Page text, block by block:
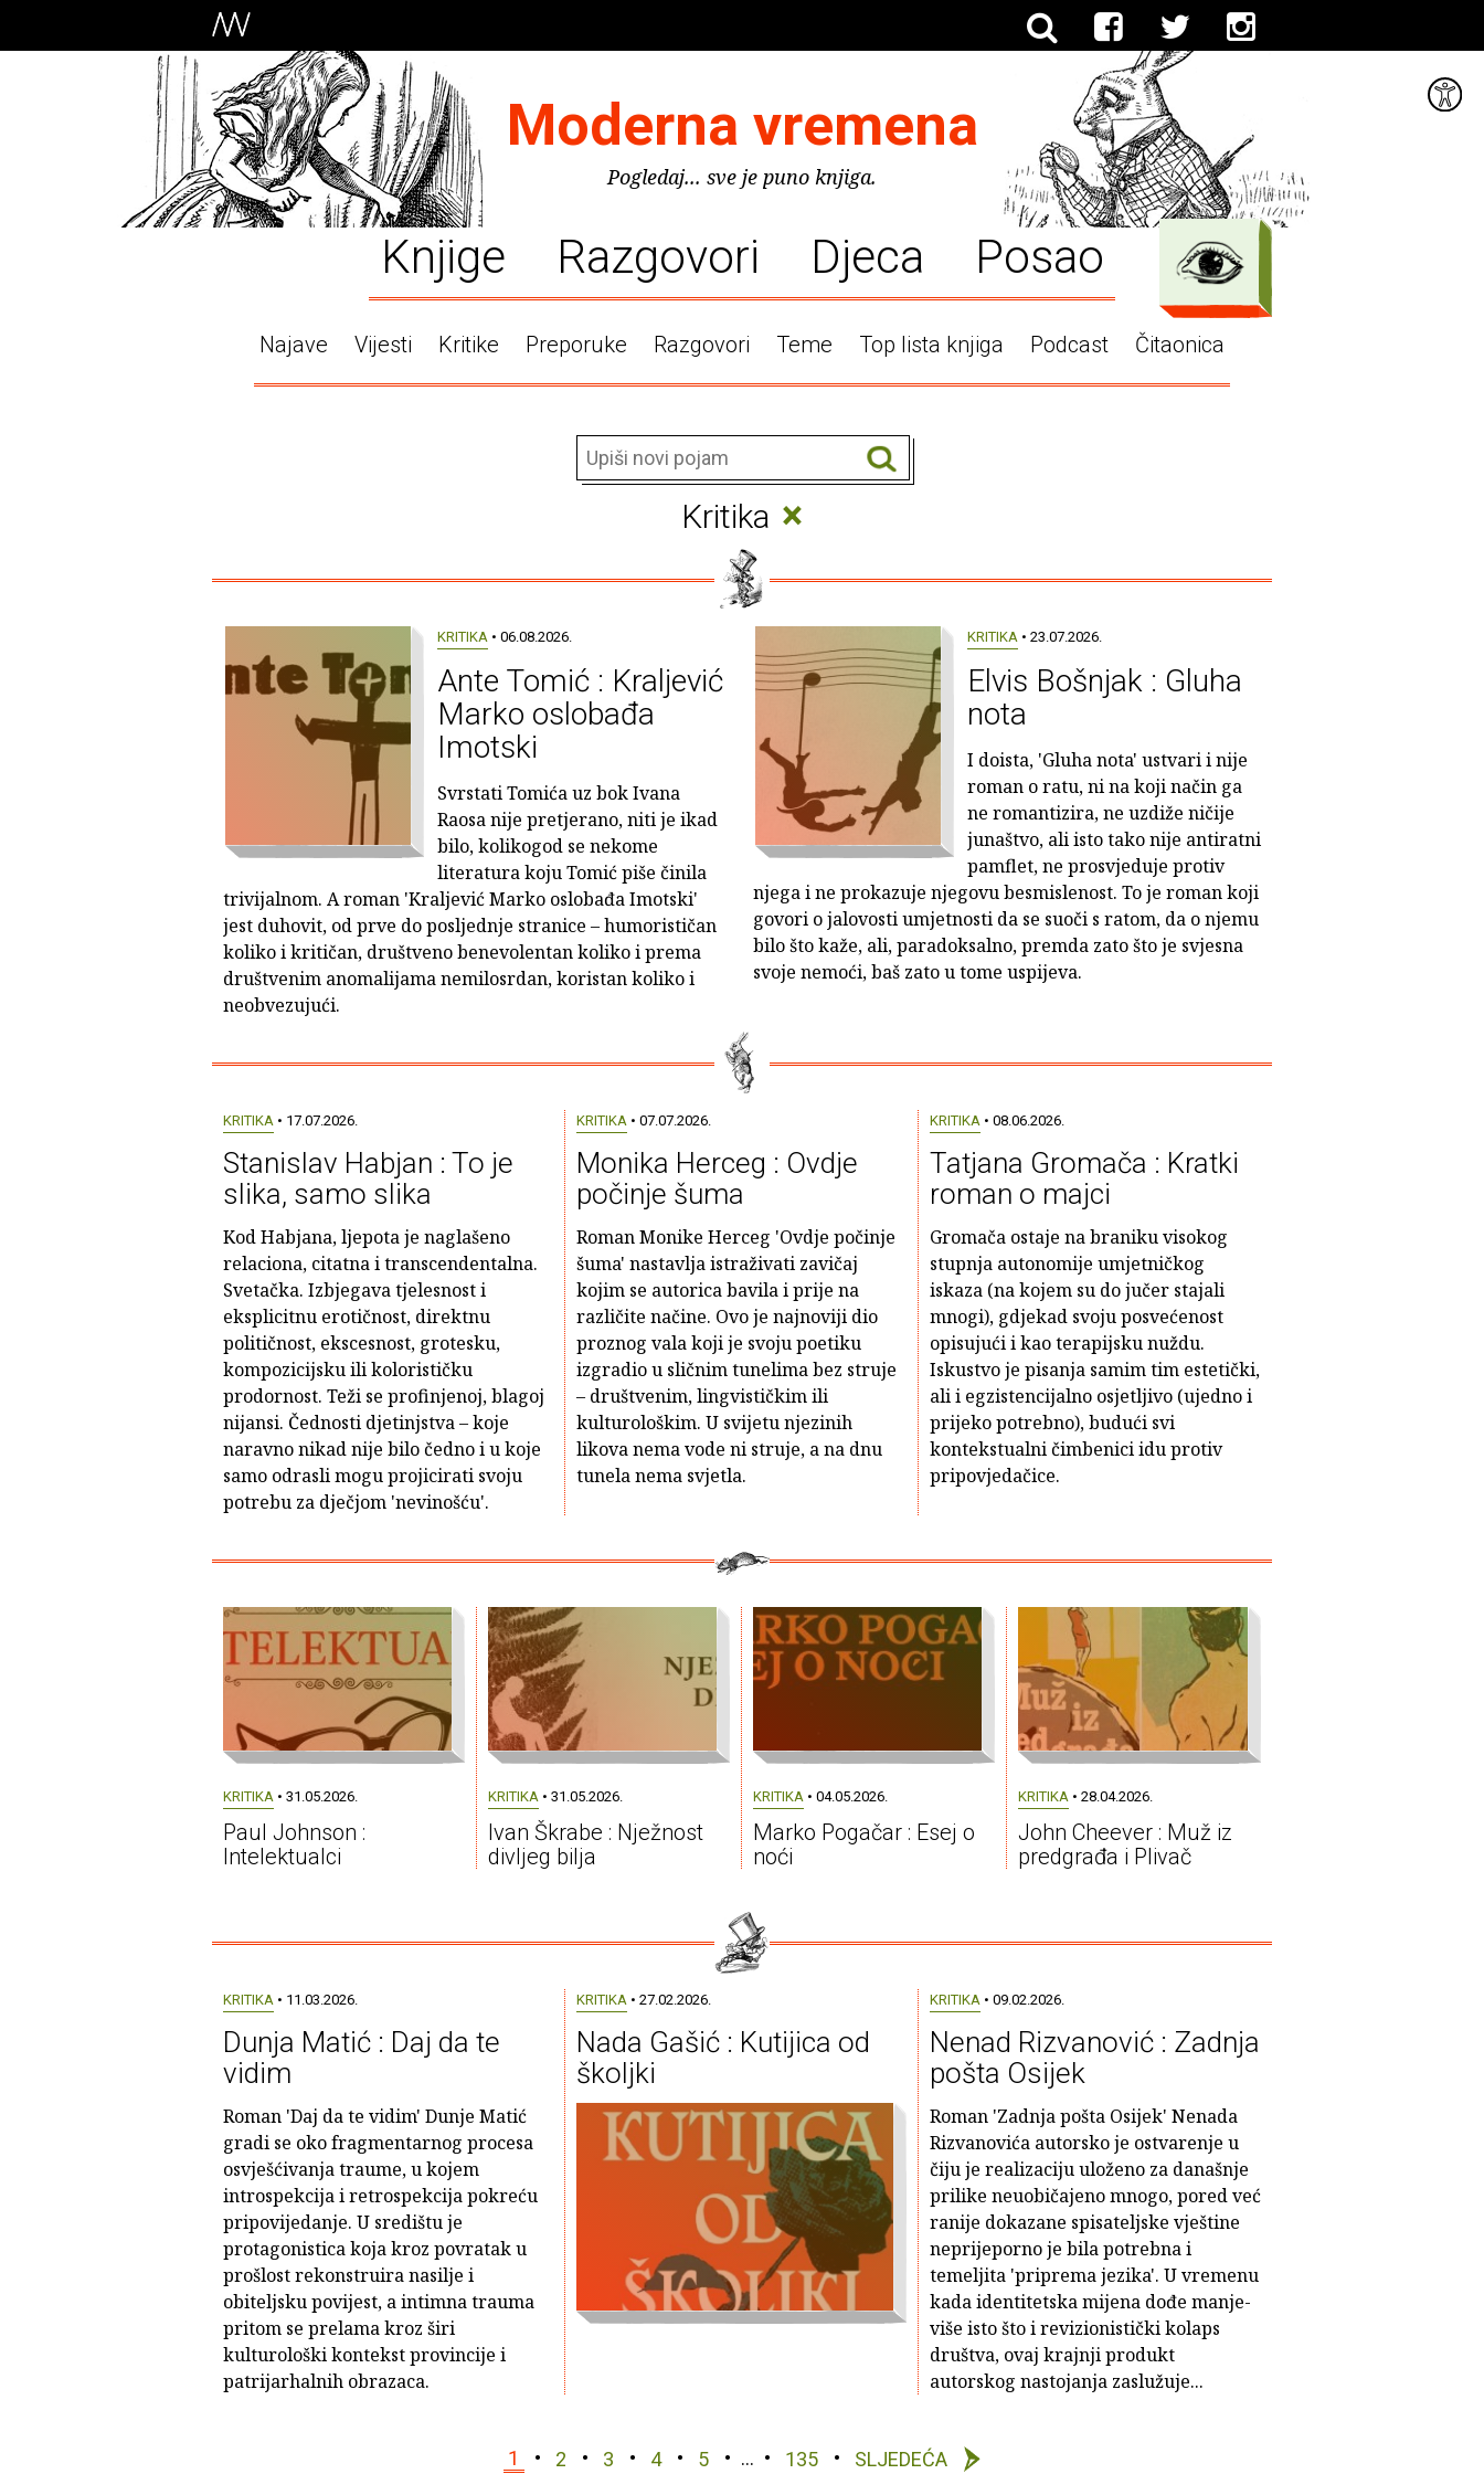
Moderna vremena
Pogledaj... sve je puno knjiga.
Knjige Razgovori Djeca Posao
Najave Vijesti Kritike Preporuke Razgovori Teme Top lista knjiga Podcast Čitaonica
Kritika ×
KRITIKA • 06.08.2026.
Ante Tomić : Kraljević
Marko oslobađa
Imotski
Svrstati Tomića uz bok Ivana
Raosa nije pretjerano, niti je ikad
bilo, kolikogod se nekome
literatura koju Tomić piše činila
trivijalnom. A roman 'Kraljević Marko oslobađa Imotski'
jest duhovit, od prve do posljednje stranice – humorističan
koliko i kritičan, društveno benevolentan koliko i prema
društvenim anomalijama nemilosrdan, koristan koliko i
neobvezujući.
KRITIKA • 23.07.2026.
Elvis Bošnjak : Gluha
nota
I doista, 'Gluha nota' ustvari i nije
roman o ratu, ni na koji način ga
ne romantizira, ne uzdiže ničije
junaštvo, ali isto tako nije antiratni
pamflet, ne prosvjeduje protiv
njega i ne prokazuje njegovu besmislenost. To je roman koji
govori o jalovosti umjetnosti da se suoči s ratom, da o njemu
bilo što kaže, ali, paradoksalno, premda zato što je svjesna
svoje nemoći, baš zato u tome uspijeva.
KRITIKA• 17.07.2026.
Stanislav Habjan : To je
slika, samo slika
Kod Habjana, ljepota je naglašeno
relaciona, citatna i transcendentalna.
Svetačka. Izbjegava tjelesnost i
eksplicitnu erotičnost, direktnu
političnost, ekscesnost, grotesku,
kompozicijsku ili kolorističku
prodornost. Teži se profinjenoj, blagoj
nijansi. Čednosti djetinjstva – koje
naravno nikad nije bilo čedno i u koje
samo odrasli mogu projicirati svoju
potrebu za dječjom 'nevinošću'.
KRITIKA• 07.07.2026.
Monika Herceg : Ovdje
počinje šuma
Roman Monike Herceg 'Ovdje počinje
šuma' nastavlja istraživati zavičaj
kojim se autorica bavila i prije na
različite načine. Ovo je najnoviji dio
proznog vala koji je svoju poetiku
izgradio u sličnim tunelima bez struje
– društvenim, lingvističkim ili
kulturološkim. U svijetu njezinih
likova nema vode ni struje, a na dnu
tunela nema svjetla.
KRITIKA• 08.06.2026.
Tatjana Gromača : Kratki
roman o majci
Gromača ostaje na braniku visokog
stupnja autonomije umjetničkog
iskaza (na kojem su do jučer stajali
mnogi), gdjekad svoju posvećenost
opisujući i kao terapijsku nuždu.
Iskustvo je pisanja samim tim estetički,
ali i egzistencijalno osjetljivo (ujedno i
prijeko potrebno), budući svi
kontekstualni čimbenici idu protiv
pripovjedačice.
KRITIKA • 31.05.2026.
Paul Johnson :
Intelektualci
KRITIKA • 31.05.2026.
Ivan Škrabe : Nježnost
divljeg bilja
KRITIKA • 04.05.2026.
Marko Pogačar : Esej o
noći
KRITIKA • 28.04.2026.
John Cheever : Muž iz
predgrađa i Plivač
KRITIKA• 11.03.2026.
Dunja Matić : Daj da te
vidim
Roman 'Daj da te vidim' Dunje Matić
gradi se oko fragmentarnog procesa
osvješćivanja traume, u kojem
introspekcija i retrospekcija pokreću
pripovijedanje. U središtu je
protagonistica koja kroz povratak u
prošlost rekonstruira nasilje i
obiteljsku povijest, a intimna trauma
pritom se prelama kroz širi
kulturološki kontekst provincije i
patrijarhalnih obrazaca.
KRITIKA• 27.02.2026.
Nada Gašić : Kutijica od
školjki
KRITIKA• 09.02.2026.
Nenad Rizvanović : Zadnja
pošta Osijek
Roman 'Zadnja pošta Osijek' Nenada
Rizvanovića autorsko je ostvarenje u
čiju je realizaciju uloženo za današnje
prilike neuobičajeno mnogo, pored već
ranije dokazane spisateljske vještine
neprijeporno je bila potrebna i
temeljita 'priprema jezika'. U vremenu
kada identitetska mijena dođe manje-
više isto što i revizionistički kolaps
društva, ovaj krajnji produkt
autorskog nastojanja zaslužuje...
1 2 3 4 5 … 135 SLJEDEĆA